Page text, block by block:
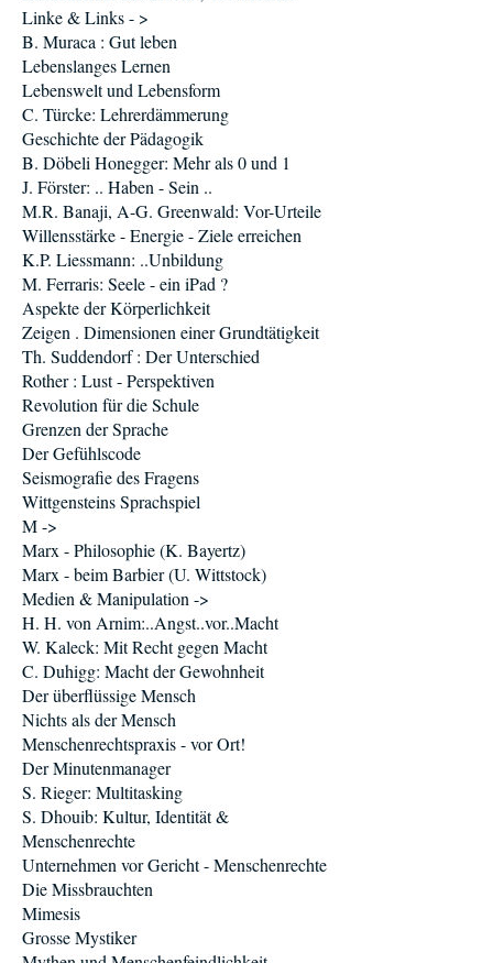
Linke & Links - >
B. Muraca : Gut leben
Lebenslanges Lernen
Lebenswelt und Lebensform
C. Türcke: Lehrerdämmerung
Geschichte der Pädagogik
B. Döbeli Honegger: Mehr als 0 und 1
J. Förster: .. Haben - Sein ..
M.R. Banaji, A-G. Greenwald: Vor-Urteile
Willensstärke - Energie - Ziele erreichen
K.P. Liessmann: ..Unbildung
M. Ferraris: Seele - ein iPad ?
Aspekte der Körperlichkeit
Zeigen . Dimensionen einer Grundtätigkeit
Th. Suddendorf : Der Unterschied
Rother : Lust - Perspektiven
Revolution für die Schule
Grenzen der Sprache
Der Gefühlscode
Seismografie des Fragens
Wittgensteins Sprachspiel
M ->
Marx - Philosophie (K. Bayertz)
Marx - beim Barbier (U. Wittstock)
Medien & Manipulation ->
H. H. von Arnim:..Angst..vor..Macht
W. Kaleck: Mit Recht gegen Macht
C. Duhigg: Macht der Gewohnheit
Der überflüssige Mensch
Nichts als der Mensch
Menschenrechtspraxis - vor Ort!
Der Minutenmanager
S. Rieger: Multitasking
S. Dhouib: Kultur, Identität &
Menschenrechte
Unternehmen vor Gericht - Menschenrechte
Die Missbrauchten
Mimesis
Grosse Mystiker